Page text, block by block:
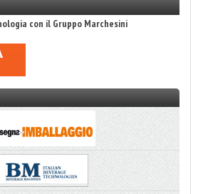
con il Gruppo Marchesini